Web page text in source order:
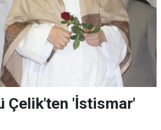
Çelik'ten 'İstismar'